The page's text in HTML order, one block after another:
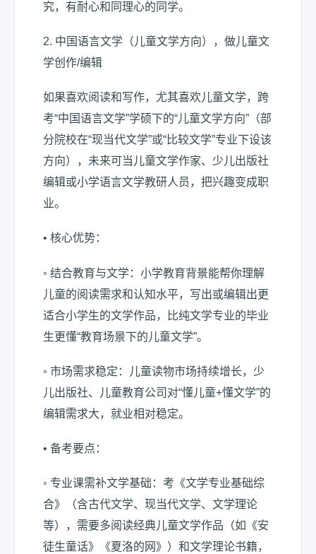
究，有耐心和同理心的同学。
2. 中国语言文学（儿童文学方向），做儿童文
学创作/编辑
如果喜欢阅读和写作，尤其喜欢儿童文学，跨
考“中国语言文学”学硕下的“儿童文学方向”（部
分院校在“现当代文学”或“比较文学”专业下设该
方向），未来可当儿童文学作家、少儿出版社
编辑或小学语言文学教研人员，把兴趣变成职
业。
• 核心优势：
◦ 结合教育与文学：小学教育背景能帮你理解
儿童的阅读需求和认知水平，写出或编辑出更
适合小学生的文学作品，比纯文学专业的毕业
生更懂“教育场景下的儿童文学”。
◦ 市场需求稳定：儿童读物市场持续增长，少
儿出版社、儿童教育公司对“懂儿童+懂文学”的
编辑需求大，就业相对稳定。
• 备考要点：
◦ 专业课需补文学基础：考《文学专业基础综
合》（含古代文学、现当代文学、文学理论
等），需要多阅读经典儿童文学作品（如《安
徒生童话》《夏洛的网》）和文学理论书籍，